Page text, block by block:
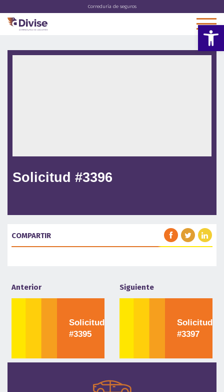
Abrir
Correduría de seguros
Solicitud #3396
COMPARTIR
Anterior
Solicitud
#3395
Siguiente
Solicitud
#3397